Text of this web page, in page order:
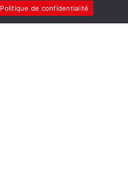
Politique de confidentialité